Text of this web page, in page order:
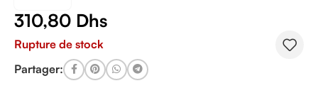
310,80 Dhs
Rupture de stock
Partager: